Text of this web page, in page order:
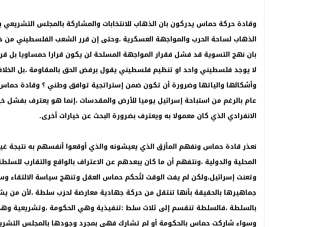
وقادة حركة حماس يدركون بان الذهاب للانتخابات والمشاركة بالمجلس
الذهاب لساحة الحرب والمواجهة العسكرية ،وحتى إن قرر الشعب الفلسطيني
بان نهج التسوية قد فشل فقرار المواجهة المسلحة لن يكون قرارا حمساويا بل
لا يوجد فلسطيني واحد او تنظيم فلسطيني يقول برفض الحق بالمقاومة ،بل
وأشكالها والياتها وضرورة أن تكون ضمن إستراتجية توافق وطني ؟ وقادة
عام بالرغم من استباحة إسرائيل يوميا للأرض والمقدسات ،إنما هو يعترف بفشل
الانفرادي الذي كان معمولا به ويعترف بضرورة البحث عن خيارات أخرى.
نعذر قادة حماس ونفهم المأزق الذي يعيشونه والذي أوقعوا أنفسهم به نتيجة
المحلية والدولية ،ونتفهم أن ما كان يبعدهم عن الاعتراف بالواقع والتقارب
وتعنت إسرائيل،ولكن لم يفت الوقت لتُحكم حماس العقل وتنهج سياسة الالتقاء
جماهيرها بالحقيقة بأنها تنتقل من حركة جهادية معارضة لحزب سلطة ،لأن
بالسلطة ،فالسلطة تنقسم إلى ثلاث سلط :تنفيذية وهي الحكومة ،وتشريعية
وسواء شاركت حماس بالحكومة أو لم تشارك فهي بمجرد وجودها بالمجلس